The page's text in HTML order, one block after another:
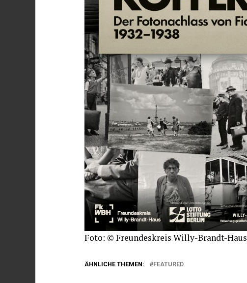
Foto: © Freundeskreis Willy-Brandt-Haus
ÄHNLICHE THEMEN: FEATURED